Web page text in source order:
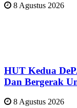
8 Agustus 2026
HUT Kedua
Dan Bergerak
8 Agustus 2026